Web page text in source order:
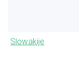
Slowakije